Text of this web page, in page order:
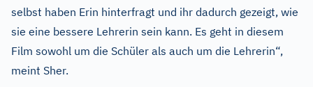
selbst haben Erin hinterfragt und ihr dadurch gezeigt, wie
sie eine bessere Lehrerin sein kann. Es geht in diesem
Film sowohl um die Schüler als auch um die Lehrerin“,
meint Sher.